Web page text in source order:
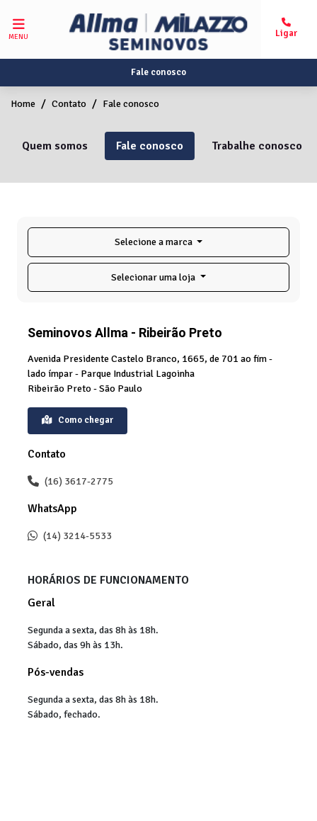
MENU
Fale conosco
Home Contato Fale conosco
Quem somos Fale conosco Trabalhe conosco
Selecione a marca
Selecionar uma loja
Seminovos Allma - Ribeirão Preto
Avenida Presidente Castelo Branco, 1665, de 701 ao fim -
lado ímpar - Parque Industrial Lagoinha
Ribeirão Preto - São Paulo
Como chegar
Contato
(16) 3617-2775
WhatsApp
(14) 3214-5533
HORÁRIOS DE FUNCIONAMENTO
Geral
Segunda a sexta, das 8h às 18h.
Sábado, das 9h às 13h.
Pós-vendas
Segunda a sexta, das 8h às 18h.
Sábado, fechado.